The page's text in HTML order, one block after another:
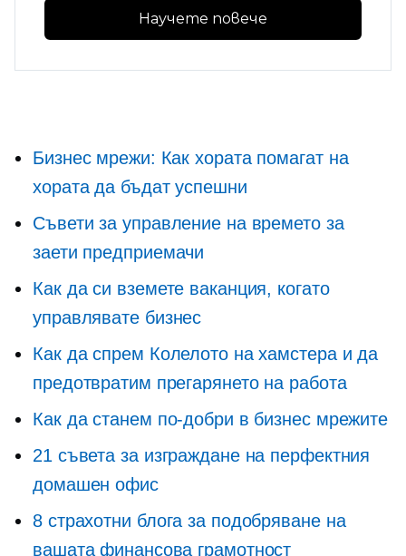
Научете повече
Бизнес мрежи: Как хората помагат на
хората да бъдат успешни
Съвети за управление на времето за
заети предприемачи
Как да си вземете ваканция, когато
управлявате бизнес
Как да спрем Колелото на хамстера и да
предотвратим прегарянето на работа
Как да станем по-добри в бизнес мрежите
21 съвета за изграждане на перфектния
домашен офис
8 страхотни блога за подобряване на
вашата финансова грамотност